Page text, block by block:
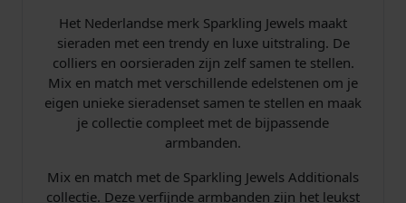
Het Nederlandse merk Sparkling Jewels maakt
sieraden met een trendy en luxe uitstraling. De
colliers en oorsieraden zijn zelf samen te stellen.
Mix en match met verschillende edelstenen om je
eigen unieke sieradenset samen te stellen en maak
je collectie compleet met de bijpassende
armbanden.
Mix en match met de Sparkling Jewels Additionals
collectie. Deze verfijnde armbanden zijn het leukst